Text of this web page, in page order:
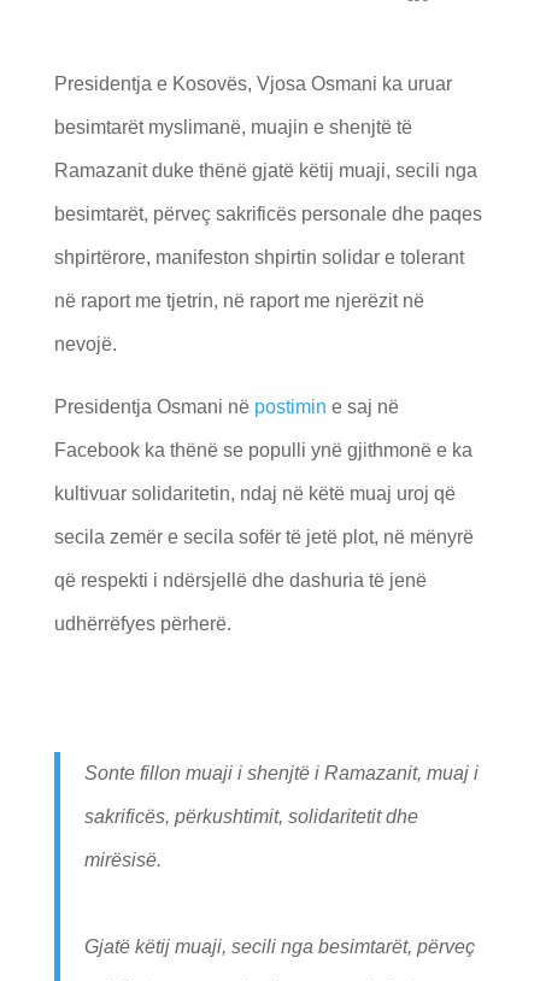
Presidentja e Kosovës, Vjosa Osmani ka uruar
besimtarët myslimanë, muajin e shenjtë të
Ramazanit duke thënë gjatë këtij muaji, secili nga
besimtarët, përveç sakrificës personale dhe paqes
shpirtërore, manifeston shpirtin solidar e tolerant
në raport me tjetrin, në raport me njerëzit në
nevojë.
Presidentja Osmani në postimin e saj në
Facebook ka thënë se populli ynë gjithmonë e ka
kultivuar solidaritetin, ndaj në këtë muaj uroj që
secila zemër e secila sofër të jetë plot, në mënyrë
që respekti i ndërsjellë dhe dashuria të jenë
udhërrëfyes përherë.
Sonte fillon muaji i shenjtë i Ramazanit, muaj i
sakrificës, përkushtimit, solidaritetit dhe
mirësisë.
Gjatë këtij muaji, secili nga besimtarët, përveç